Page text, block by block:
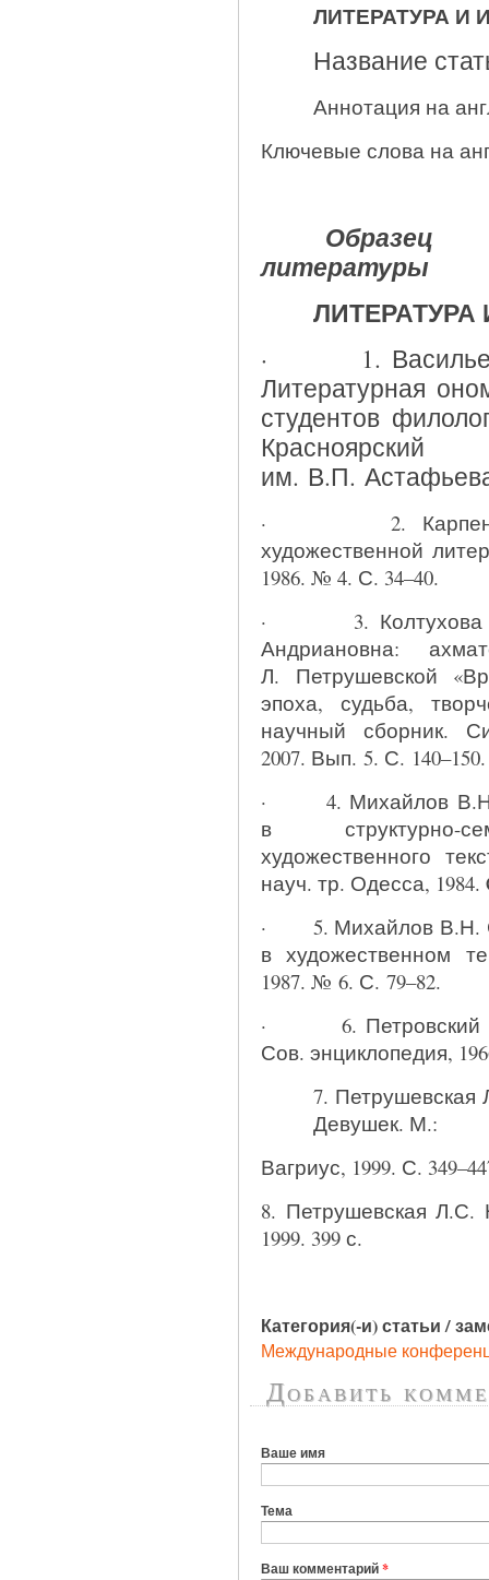
ЛИТЕРАТУРА И
Название
Аннотация на
Ключевые слова на
Образец
литературы
· 1.
Литературная
студентов
им. В.П.
· 2. Карпенко
художественной
1986. № 4. С. 34–40.
· 3. Колтухова
Андриановна:
Л. Петрушевской
эпоха, судьба,
научный сборник.
2007. Вып. 5. С. 140–150.
· 4. Михайлов В.Н.
в структурно-
художественного
науч. тр. Одесса, 1984.
· 5. Михайлов В.Н.
в художественном
1987. № 6. С. 79–82.
· 6. Петровский
Сов. энциклопедия,
7.
Девушек. М.:
Вагриус, 1999. С.
8. Петрушевская Л.С.
1999. 399 с.
Категория(-и) статьи /
Международные
Добавить
Ваше имя
Тема
Ваш комментарий*